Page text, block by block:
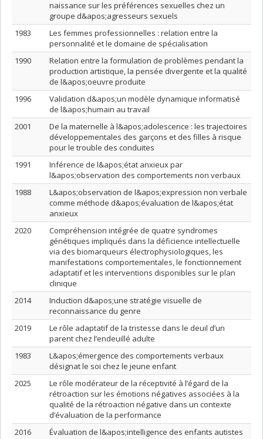
naissance sur les préférences sexuelles chez un
groupe d&apos;agresseurs sexuels
1983
Les femmes professionnelles : relation entre la
personnalité et le domaine de spécialisation
1990
Relation entre la formulation de problèmes pendant la
production artistique, la pensée divergente et la qualité
de l&apos;oeuvre produite
1996
Validation d&apos;un modèle dynamique informatisé
de l&apos;humain au travail
2001
De la maternelle à l&apos;adolescence : les trajectoires
développementales des garçons et des filles à risque
pour le trouble des conduites
1991
Inférence de l&apos;état anxieux par
l&apos;observation des comportements non verbaux
1988
L&apos;observation de l&apos;expression non verbale
comme méthode d&apos;évaluation de l&apos;état
anxieux
2020
Compréhension intégrée de quatre syndromes
génétiques impliqués dans la déficience intellectuelle
via des biomarqueurs électrophysiologiques, les
manifestations comportementales, le fonctionnement
adaptatif et les interventions disponibles sur le plan
clinique
2014
Induction d&apos;une stratégie visuelle de
reconnaissance du genre
2019
Le rôle adaptatif de la tristesse dans le deuil d’un
parent chez l’endeuillé adulte
1983
L&apos;émergence des comportements verbaux
désignat le soi chez le jeune enfant
2025
Le rôle modérateur de la réceptivité à l’égard de la
rétroaction sur les émotions négatives associées à la
qualité de la rétroaction négative dans un contexte
d’évaluation de la performance
2016
Évaluation de l&apos;intelligence des enfants autistes